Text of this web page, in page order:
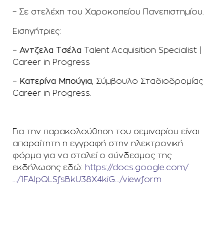
– Σε στελέχη του Χαροκοπείου Πανεπιστημίου.
Εισηγήτριες:
– Αντζελα Τσέλα Talent Acquisition Specialist |
Career in Progress
– Κατερίνα Μπούγια, Σύμβουλο Σταδιοδρομίας
Career in Progress.
Για την παρακολούθηση του σεμιναρίου είναι
απαραίτητη η εγγραφή στην ηλεκτρονική
φόρμα για να σταλεί ο σύνδεσμος της
εκδήλωσης εδώ: https://docs.google.com/
…/1FAIpQLSfsBkU38X4kiG…/viewform